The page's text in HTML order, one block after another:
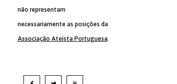
não representam
necessariamente as posições da
Associação Ateísta Portuguesa.